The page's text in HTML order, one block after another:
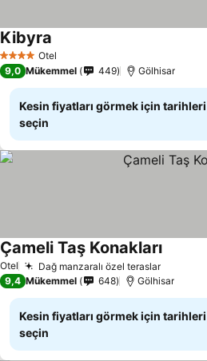
4 Yıldız Otel
Kibyra
9,0 Mükemmel 449 Gölhisar
Kesin fiyatları görmek için tarihleri
seçin
Otel Dağ manzaralı özel teraslar
Çameli Taş Konakları
9,4 Mükemmel 648 Gölhisar
Kesin fiyatları görmek için tarihleri
seçin